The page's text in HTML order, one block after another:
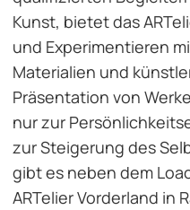
Kunst, bietet das
und Experimentieren
Materialien und
Präsentation von
nur zur
zur Steigerung des
gibt es neben dem
ARTelier Vorderland in